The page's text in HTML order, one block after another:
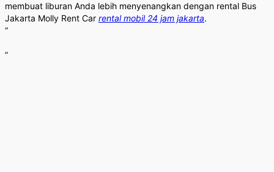
membuat liburan Anda lebih menyenangkan dengan rental Bus
Jakarta Molly Rent Car rental mobil 24 jam jakarta.
“
”